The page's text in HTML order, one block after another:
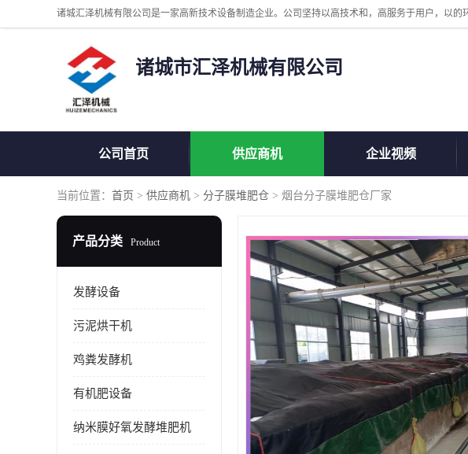
诸城市汇泽机械有限公司
公司首页 供应商机 企业视频
当前位置： 首页 > 供应商机 > 分子膜堆肥仓 > 烟台分子膜堆肥仓厂家
产品分类 Product
发酵设备
污泥烘干机
鸡粪发酵机
有机肥设备
纳米膜好氧发酵堆肥机